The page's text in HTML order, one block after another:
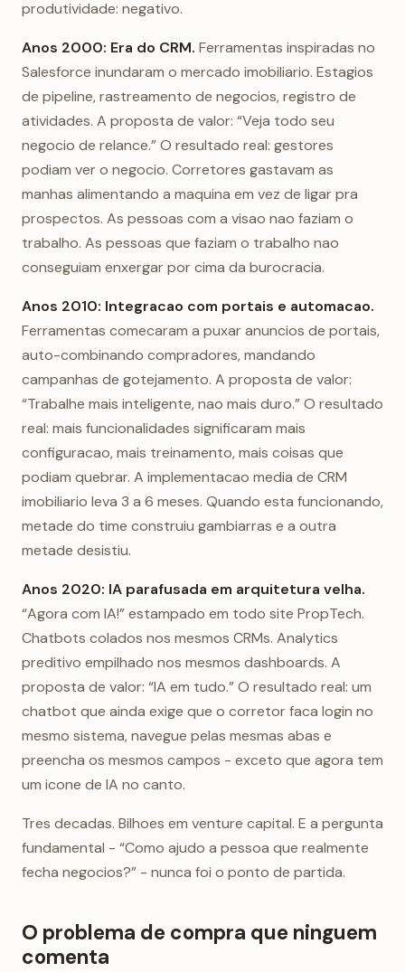
produtividade: negativo.
Anos 2000: Era do CRM. Ferramentas inspiradas no
Salesforce inundaram o mercado imobiliario. Estagios
de pipeline, rastreamento de negocios, registro de
atividades. A proposta de valor: “Veja todo seu
negocio de relance.” O resultado real: gestores
podiam ver o negocio. Corretores gastavam as
manhas alimentando a maquina em vez de ligar pra
prospectos. As pessoas com a visao nao faziam o
trabalho. As pessoas que faziam o trabalho nao
conseguiam enxergar por cima da burocracia.
Anos 2010: Integracao com portais e automacao.
Ferramentas comecaram a puxar anuncios de portais,
auto-combinando compradores, mandando
campanhas de gotejamento. A proposta de valor:
“Trabalhe mais inteligente, nao mais duro.” O resultado
real: mais funcionalidades significaram mais
configuracao, mais treinamento, mais coisas que
podiam quebrar. A implementacao media de CRM
imobiliario leva 3 a 6 meses. Quando esta funcionando,
metade do time construiu gambiarras e a outra
metade desistiu.
Anos 2020: IA parafusada em arquitetura velha.
“Agora com IA!” estampado em todo site PropTech.
Chatbots colados nos mesmos CRMs. Analytics
preditivo empilhado nos mesmos dashboards. A
proposta de valor: “IA em tudo.” O resultado real: um
chatbot que ainda exige que o corretor faca login no
mesmo sistema, navegue pelas mesmas abas e
preencha os mesmos campos - exceto que agora tem
um icone de IA no canto.
Tres decadas. Bilhoes em venture capital. E a pergunta
fundamental - “Como ajudo a pessoa que realmente
fecha negocios?” - nunca foi o ponto de partida.
O problema de compra que ninguem
comenta